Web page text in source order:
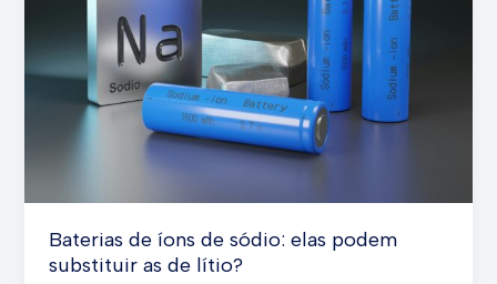
Baterias de íons de sódio: elas podem
substituir as de lítio?